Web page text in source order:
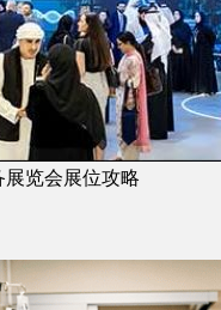
展览会展位攻略